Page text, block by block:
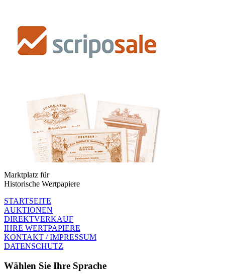
Marktplatz für
Historische Wertpapiere
STARTSEITE
AUKTIONEN
DIREKTVERKAUF
IHRE WERTPAPIERE
KONTAKT / IMPRESSUM
DATENSCHUTZ
Wählen Sie Ihre Sprache